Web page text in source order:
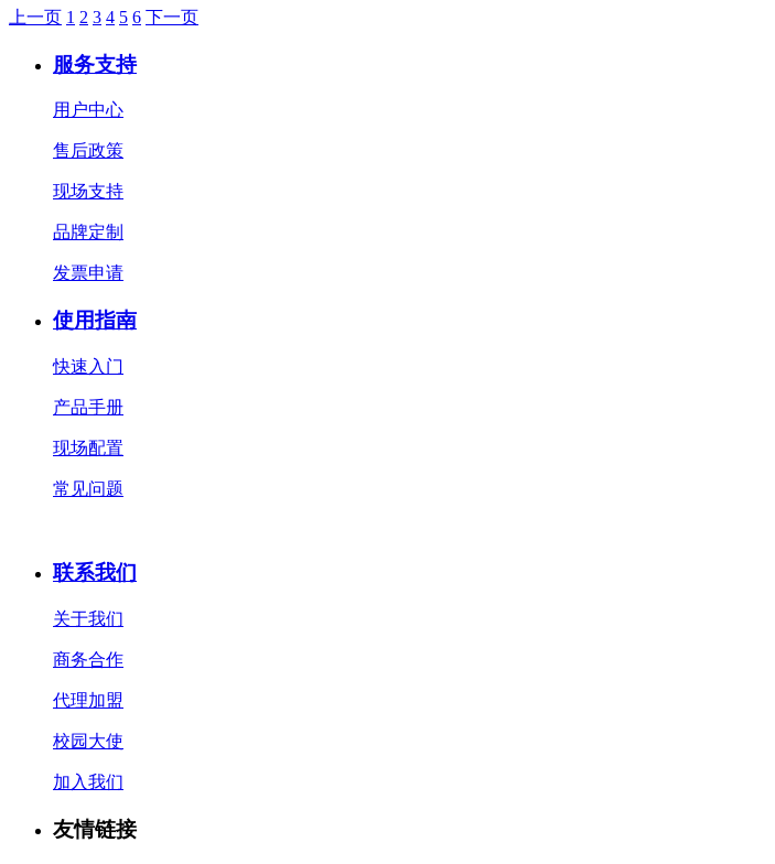
上一页 1 2 3 4 5 6 下一页
服务支持
用户中心
售后政策
现场支持
品牌定制
发票申请
使用指南
快速入门
产品手册
现场配置
常见问题
联系我们
关于我们
商务合作
代理加盟
校园大使
加入我们
友情链接